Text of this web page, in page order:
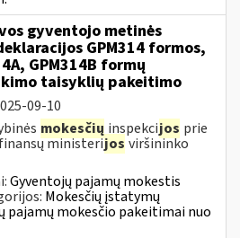
gyventojo metinės
GPM314 formos,
GPM314B formų
taisyklių pakeitimo
09-10
mokesčių inspekcijos prie
ministerijos viršininko
Gyventojų pajamų mokestis
Mokesčių įstatymų
pajamų mokesčio pakeitimai nuo